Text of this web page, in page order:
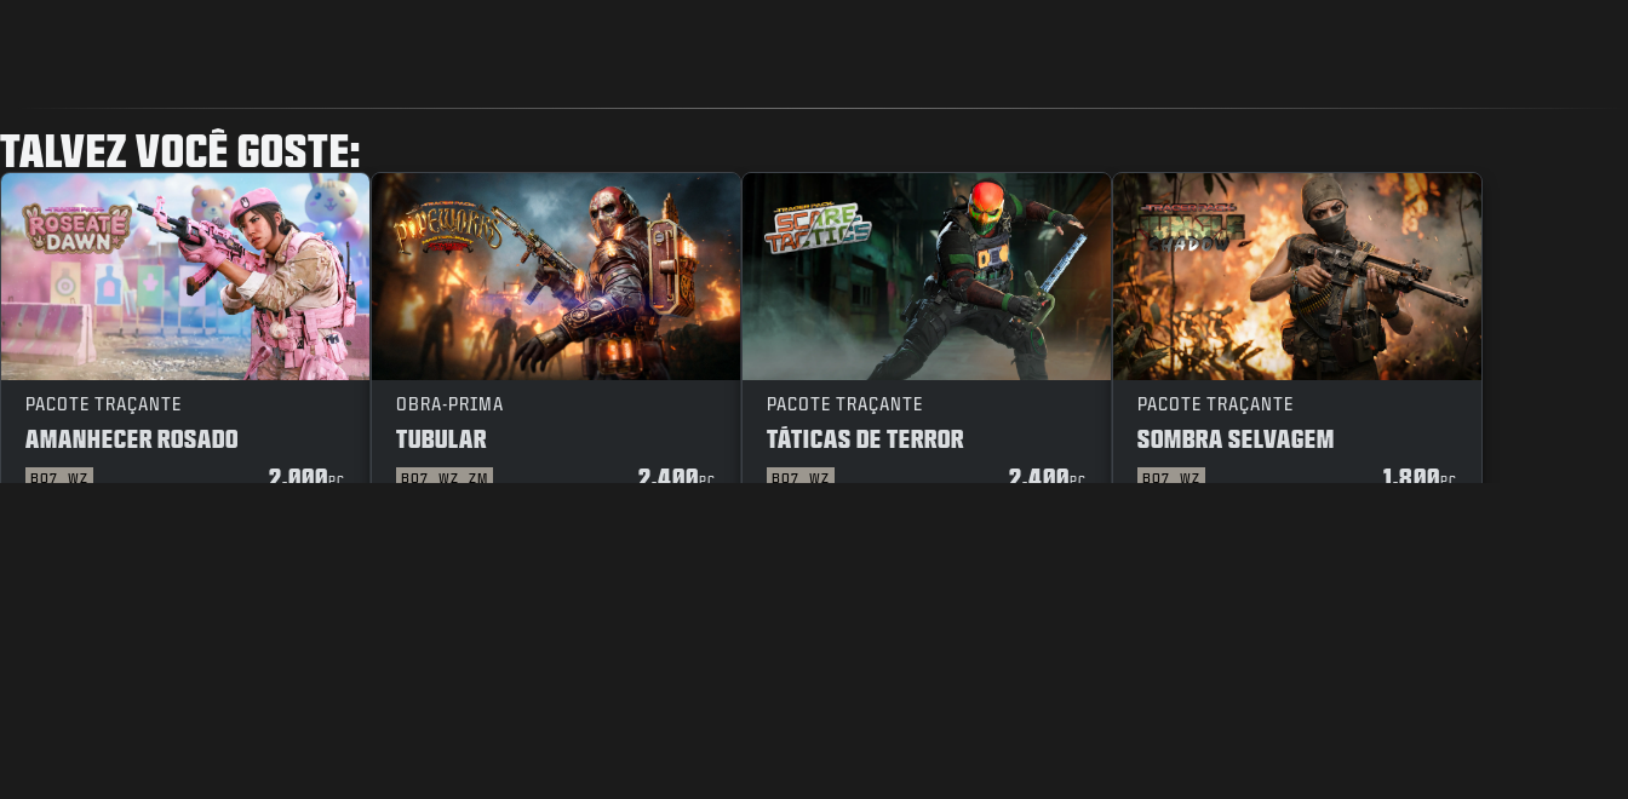
TALVEZ VOCÊ GOSTE:
PACOTE TRAÇANTE
AMANHECER ROSADO
BO7 WZ 2.000PC
OBRA-PRIMA
TUBULAR
BO7 WZ ZM 2.400PC
PACOTE TRAÇANTE
TÁTICAS DE TERROR
BO7 WZ 2.400PC
PACOTE TRAÇANTE
SOMBRA SELVAGEM
BO7 WZ 1.800PC